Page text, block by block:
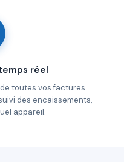
réel
toutes vos factures
des encaissements,
appareil.